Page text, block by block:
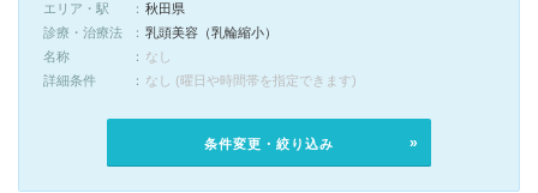
エリア・駅
秋田県
診療・治療法
乳頭美容（乳輪縮小）
名称
なし
詳細条件
なし (曜日や時間帯を指定できます)
条件変更・絞り込み